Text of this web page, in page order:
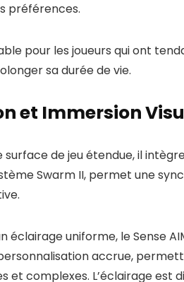
préférences.
pour les joueurs qui ont
sa durée de vie.
et Immersion
surface de jeu étendue, il
Swarm II, permet une
uniforme, le Sense
accrue,
complexes. L’éclairage est